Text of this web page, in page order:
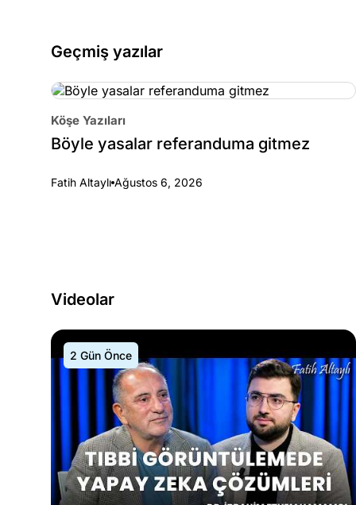
Geçmiş yazılar
Köşe Yazıları
Böyle yasalar referanduma gitmez
Fatih Altaylı Ağustos 6, 2026
Videolar
2 Gün Önce